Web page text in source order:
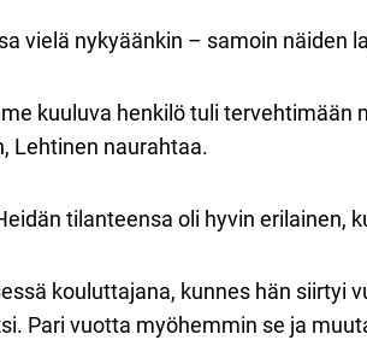
vielä nykyäänkin – samoin näiden
kuuluva henkilö tuli tervehtimään
Lehtinen naurahtaa.
tilanteensa oli hyvin erilainen,
kouluttajana, kunnes hän siirtyi
Pari vuotta myöhemmin se ja